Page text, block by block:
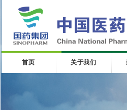
首页 关于我们